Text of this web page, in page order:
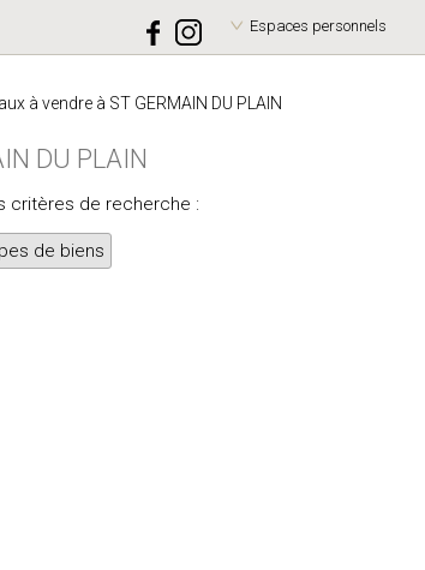
Espaces personnels
à vendre à ST GERMAIN DU PLAIN
DU PLAIN
critères de recherche :
de biens